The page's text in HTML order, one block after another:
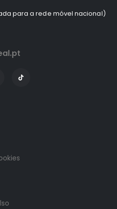
para a rede móvel nacional)